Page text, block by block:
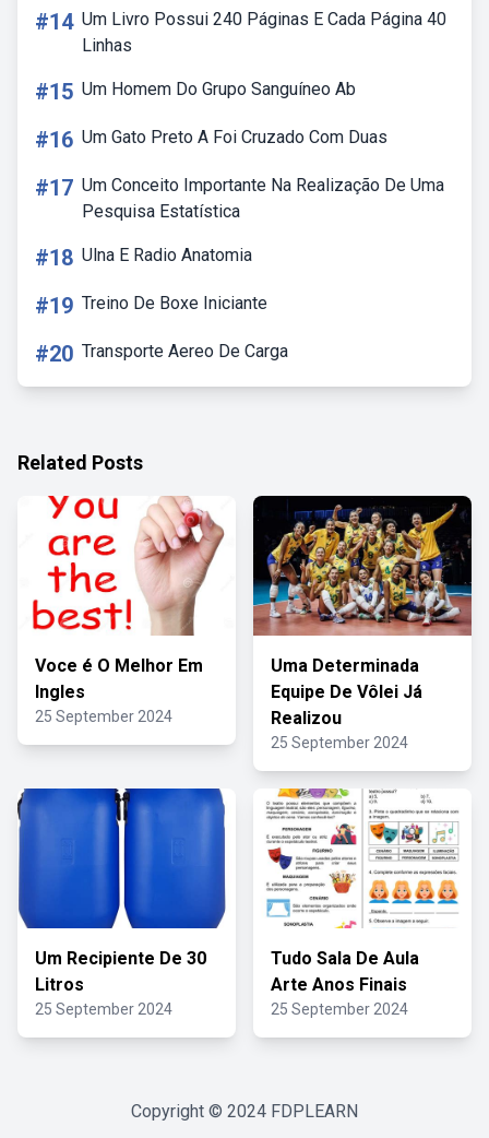
#14 Um Livro Possui 240 Páginas E Cada Página 40
Linhas
#15 Um Homem Do Grupo Sanguíneo Ab
#16 Um Gato Preto A Foi Cruzado Com Duas
#17 Um Conceito Importante Na Realização De Uma
Pesquisa Estatística
#18 Ulna E Radio Anatomia
#19 Treino De Boxe Iniciante
#20 Transporte Aereo De Carga
Related Posts
Voce é O Melhor Em
Ingles
25 September 2024
Uma Determinada
Equipe De Vôlei Já
Realizou
25 September 2024
Um Recipiente De 30
Litros
25 September 2024
Tudo Sala De Aula
Arte Anos Finais
25 September 2024
Copyright © 2024 FDPLEARN